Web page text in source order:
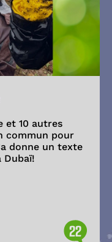
et 10 autres
commun pour
donne un texte
Dubaï!
22